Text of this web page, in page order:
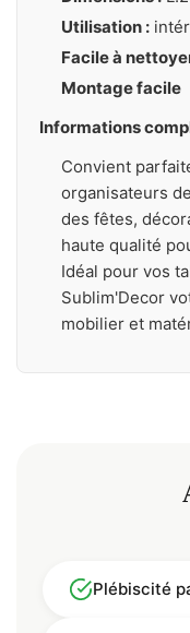
Utilisation :
Facile à
Montage facile
Informations
Convient
organisateurs
des fêtes,
haute qualité
Idéal pour vos
Sublim'Decor
mobilier et
Plébiscité